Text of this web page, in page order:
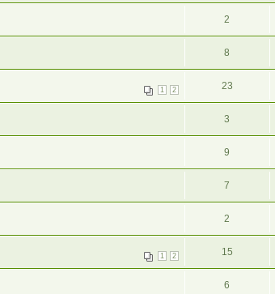
2
8
1 2 23
3
9
7
2
1 2 15
6